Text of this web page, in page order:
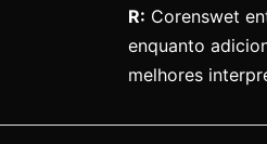
R: Corenswet
enquanto
melhores